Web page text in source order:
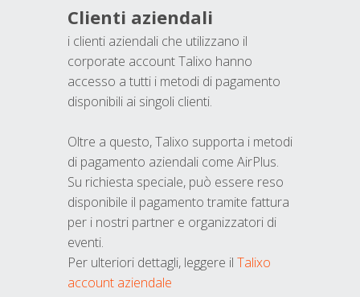
Clienti aziendali
i clienti aziendali che utilizzano il
corporate account Talixo hanno
accesso a tutti i metodi di pagamento
disponibili ai singoli clienti.
Oltre a questo, Talixo supporta i metodi
di pagamento aziendali come AirPlus.
Su richiesta speciale, può essere reso
disponibile il pagamento tramite fattura
per i nostri partner e organizzatori di
eventi.
Per ulteriori dettagli, leggere il Talixo
account aziendale